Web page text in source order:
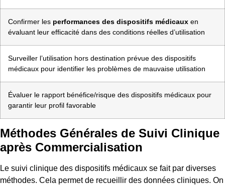
Confirmer les performances des dispositifs médicaux en
évaluant leur efficacité dans des conditions réelles d’utilisation
Surveiller l’utilisation hors destination prévue des dispositifs
médicaux pour identifier les problèmes de mauvaise utilisation
Évaluer le rapport bénéfice/risque des dispositifs médicaux pour
garantir leur profil favorable
Méthodes Générales de Suivi Clinique
après Commercialisation
Le suivi clinique des dispositifs médicaux se fait par diverses
méthodes. Cela permet de recueillir des données cliniques. On